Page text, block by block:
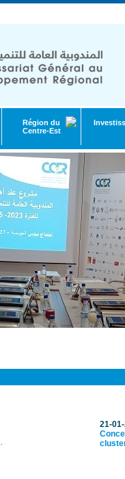
Région du
Centre-Est
21-